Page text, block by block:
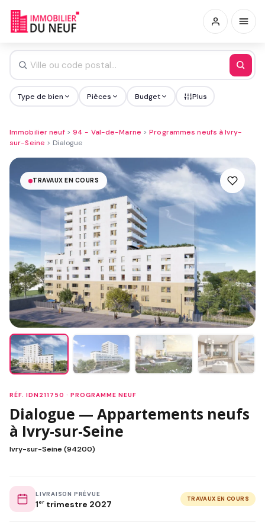
Type de bien Pièces Budget Plus
Immobilier neuf> 94 - Val-de-Marne >Programmes neufs à Ivry-
sur-Seine > Dialogue
TRAVAUX EN COURS
RÉF. IDN211750 · PROGRAMME NEUF
Dialogue — Appartements neufs
à Ivry-sur-Seine
Ivry-sur-Seine (94200)
LIVRAISON PRÉVUE
1er trimestre 2027 TRAVAUX EN COURS